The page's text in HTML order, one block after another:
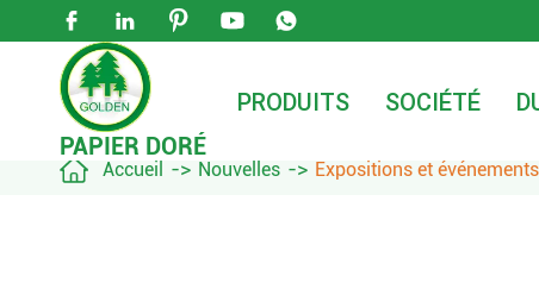
    
PAPIER DORÉ
PRODUITS SOCIÉTÉ
 Accueil Nouvelles Expositions et événements